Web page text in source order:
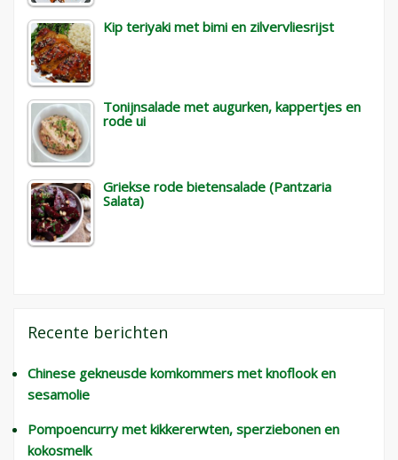
Kip teriyaki met bimi en zilvervliesrijst
Tonijnsalade met augurken, kappertjes en
rode ui
Griekse rode bietensalade (Pantzaria
Salata)
Recente berichten
Chinese gekneusde komkommers met knoflook en
sesamolie
Pompoencurry met kikkererwten, sperziebonen en
kokosmelk